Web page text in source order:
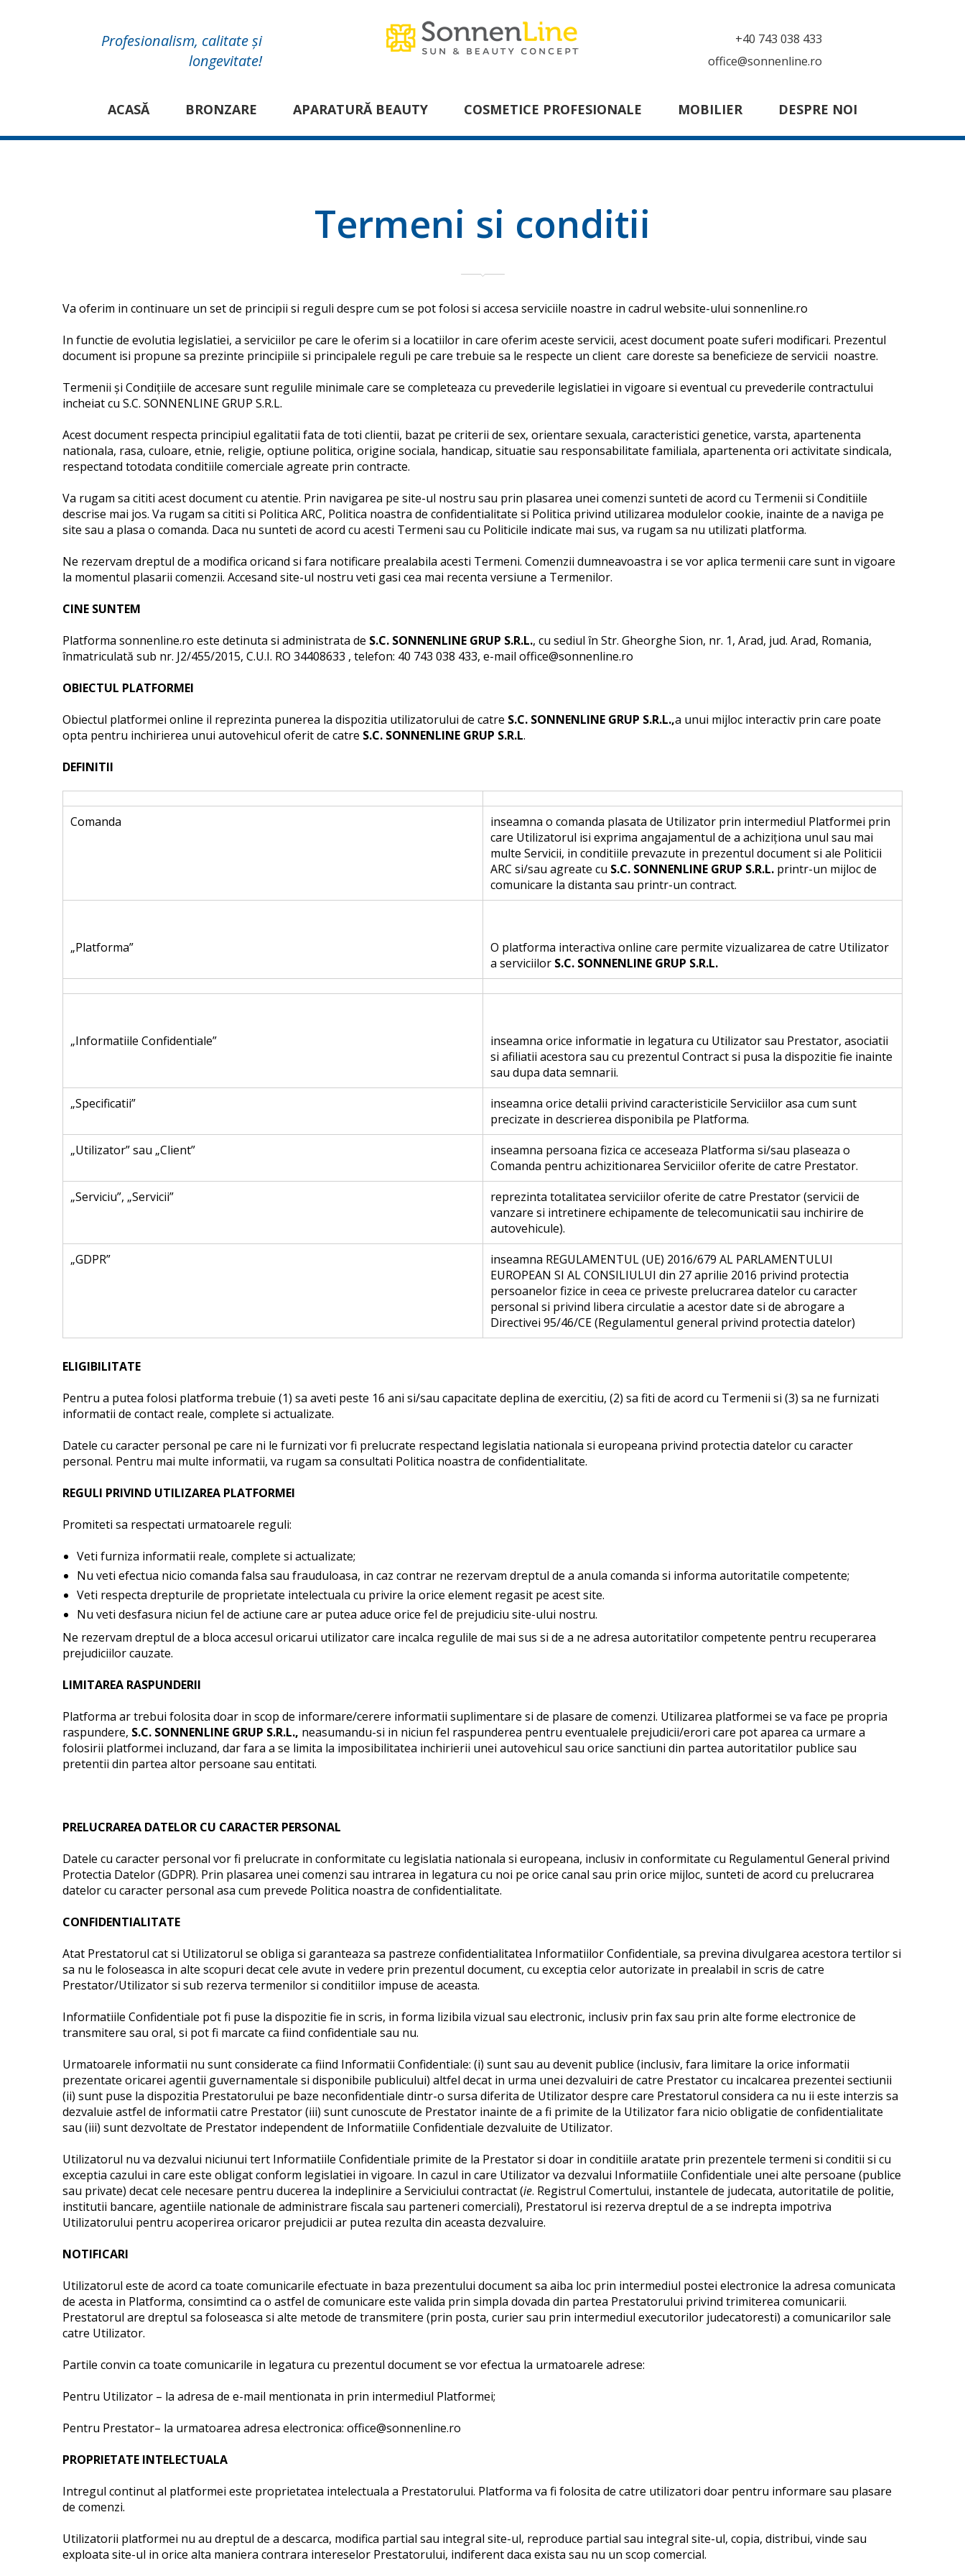
Profesionalism, calitate și
longevitate!
+40 743 038 433
office@sonnenline.ro
ACASĂ BRONZARE APARATURĂ BEAUTY COSMETICE PROFESIONALE MOBILIER DESPRE NOI
Termeni si conditii
Va oferim in continuare un set de principii si reguli despre cum se pot folosi si accesa serviciile noastre in cadrul website-ului sonnenline.ro
In functie de evolutia legislatiei, a serviciilor pe care le oferim si a locatiilor in care oferim aceste servicii, acest document poate suferi modificari. Prezentul
document isi propune sa prezinte principiile si principalele reguli pe care trebuie sa le respecte un client care doreste sa beneficieze de servicii noastre.
Termenii şi Condiţiile de accesare sunt regulile minimale care se completeaza cu prevederile legislatiei in vigoare si eventual cu prevederile contractului
incheiat cu S.C. SONNENLINE GRUP S.R.L.
Acest document respecta principiul egalitatii fata de toti clientii, bazat pe criterii de sex, orientare sexuala, caracteristici genetice, varsta, apartenenta
nationala, rasa, culoare, etnie, religie, optiune politica, origine sociala, handicap, situatie sau responsabilitate familiala, apartenenta ori activitate sindicala,
respectand totodata conditiile comerciale agreate prin contracte.
Va rugam sa cititi acest document cu atentie. Prin navigarea pe site-ul nostru sau prin plasarea unei comenzi sunteti de acord cu Termenii si Conditiile
descrise mai jos. Va rugam sa cititi si Politica ARC, Politica noastra de confidentialitate si Politica privind utilizarea modulelor cookie, inainte de a naviga pe
site sau a plasa o comanda. Daca nu sunteti de acord cu acesti Termeni sau cu Politicile indicate mai sus, va rugam sa nu utilizati platforma.
Ne rezervam dreptul de a modifica oricand si fara notificare prealabila acesti Termeni. Comenzii dumneavoastra i se vor aplica termenii care sunt in vigoare
la momentul plasarii comenzii. Accesand site-ul nostru veti gasi cea mai recenta versiune a Termenilor.
CINE SUNTEM
Platforma sonnenline.ro este detinuta si administrata de S.C. SONNENLINE GRUP S.R.L., cu sediul în Str. Gheorghe Sion, nr. 1, Arad, jud. Arad, Romania,
înmatriculată sub nr. J2/455/2015, C.U.I. RO 34408633 , telefon: 40 743 038 433, e-mail office@sonnenline.ro
OBIECTUL PLATFORMEI
Obiectul platformei online il reprezinta punerea la dispozitia utilizatorului de catre S.C. SONNENLINE GRUP S.R.L.,a unui mijloc interactiv prin care poate
opta pentru inchirierea unui autovehicul oferit de catre S.C. SONNENLINE GRUP S.R.L.
DEFINITII
Comanda
inseamna o comanda plasata de Utilizator prin intermediul Platformei prin
care Utilizatorul isi exprima angajamentul de a achiziţiona unul sau mai
multe Servicii, in conditiile prevazute in prezentul document si ale Politicii
ARC si/sau agreate cu S.C. SONNENLINE GRUP S.R.L. printr-un mijloc de
comunicare la distanta sau printr-un contract.
„Platforma”
O platforma interactiva online care permite vizualizarea de catre Utilizator
a serviciilor S.C. SONNENLINE GRUP S.R.L.
„Informatiile Confidentiale”
inseamna orice informatie in legatura cu Utilizator sau Prestator, asociatii
si afiliatii acestora sau cu prezentul Contract si pusa la dispozitie fie inainte
sau dupa data semnarii.
„Specificatii”
inseamna orice detalii privind caracteristicile Serviciilor asa cum sunt
precizate in descrierea disponibila pe Platforma.
„Utilizator” sau „Client”
inseamna persoana fizica ce acceseaza Platforma si/sau plaseaza o
Comanda pentru achizitionarea Serviciilor oferite de catre Prestator.
„Serviciu”, „Servicii”
reprezinta totalitatea serviciilor oferite de catre Prestator (servicii de
vanzare si intretinere echipamente de telecomunicatii sau inchirire de
autovehicule).
„GDPR”
inseamna REGULAMENTUL (UE) 2016/679 AL PARLAMENTULUI
EUROPEAN SI AL CONSILIULUI din 27 aprilie 2016 privind protectia
persoanelor fizice in ceea ce priveste prelucrarea datelor cu caracter
personal si privind libera circulatie a acestor date si de abrogare a
Directivei 95/46/CE (Regulamentul general privind protectia datelor)
ELIGIBILITATE
Pentru a putea folosi platforma trebuie (1) sa aveti peste 16 ani si/sau capacitate deplina de exercitiu, (2) sa fiti de acord cu Termenii si (3) sa ne furnizati
informatii de contact reale, complete si actualizate.
Datele cu caracter personal pe care ni le furnizati vor fi prelucrate respectand legislatia nationala si europeana privind protectia datelor cu caracter
personal. Pentru mai multe informatii, va rugam sa consultati Politica noastra de confidentialitate.
REGULI PRIVIND UTILIZAREA PLATFORMEI
Promiteti sa respectati urmatoarele reguli:
Veti furniza informatii reale, complete si actualizate;
Nu veti efectua nicio comanda falsa sau frauduloasa, in caz contrar ne rezervam dreptul de a anula comanda si informa autoritatile competente;
Veti respecta drepturile de proprietate intelectuala cu privire la orice element regasit pe acest site.
Nu veti desfasura niciun fel de actiune care ar putea aduce orice fel de prejudiciu site-ului nostru.
Ne rezervam dreptul de a bloca accesul oricarui utilizator care incalca regulile de mai sus si de a ne adresa autoritatilor competente pentru recuperarea
prejudiciilor cauzate.
LIMITAREA RASPUNDERII
Platforma ar trebui folosita doar in scop de informare/cerere informatii suplimentare si de plasare de comenzi. Utilizarea platformei se va face pe propria
raspundere, S.C. SONNENLINE GRUP S.R.L., neasumandu-si in niciun fel raspunderea pentru eventualele prejudicii/erori care pot aparea ca urmare a
folosirii platformei incluzand, dar fara a se limita la imposibilitatea inchirierii unei autovehicul sau orice sanctiuni din partea autoritatilor publice sau
pretentii din partea altor persoane sau entitati.
PRELUCRAREA DATELOR CU CARACTER PERSONAL
Datele cu caracter personal vor fi prelucrate in conformitate cu legislatia nationala si europeana, inclusiv in conformitate cu Regulamentul General privind
Protectia Datelor (GDPR). Prin plasarea unei comenzi sau intrarea in legatura cu noi pe orice canal sau prin orice mijloc, sunteti de acord cu prelucrarea
datelor cu caracter personal asa cum prevede Politica noastra de confidentialitate.
CONFIDENTIALITATE
Atat Prestatorul cat si Utilizatorul se obliga si garanteaza sa pastreze confidentialitatea Informatiilor Confidentiale, sa previna divulgarea acestora tertilor si
sa nu le foloseasca in alte scopuri decat cele avute in vedere prin prezentul document, cu exceptia celor autorizate in prealabil in scris de catre
Prestator/Utilizator si sub rezerva termenilor si conditiilor impuse de aceasta.
Informatiile Confidentiale pot fi puse la dispozitie fie in scris, in forma lizibila vizual sau electronic, inclusiv prin fax sau prin alte forme electronice de
transmitere sau oral, si pot fi marcate ca fiind confidentiale sau nu.
Urmatoarele informatii nu sunt considerate ca fiind Informatii Confidentiale: (i) sunt sau au devenit publice (inclusiv, fara limitare la orice informatii
prezentate oricarei agentii guvernamentale si disponibile publicului) altfel decat in urma unei dezvaluiri de catre Prestator cu incalcarea prezentei sectiunii
(ii) sunt puse la dispozitia Prestatorului pe baze neconfidentiale dintr-o sursa diferita de Utilizator despre care Prestatorul considera ca nu ii este interzis sa
dezvaluie astfel de informatii catre Prestator (iii) sunt cunoscute de Prestator inainte de a fi primite de la Utilizator fara nicio obligatie de confidentialitate
sau (iii) sunt dezvoltate de Prestator independent de Informatiile Confidentiale dezvaluite de Utilizator.
Utilizatorul nu va dezvalui niciunui tert Informatiile Confidentiale primite de la Prestator si doar in conditiile aratate prin prezentele termeni si conditii si cu
exceptia cazului in care este obligat conform legislatiei in vigoare. In cazul in care Utilizator va dezvalui Informatiile Confidentiale unei alte persoane (publice
sau private) decat cele necesare pentru ducerea la indeplinire a Serviciului contractat (ie. Registrul Comertului, instantele de judecata, autoritatile de politie,
institutii bancare, agentiile nationale de administrare fiscala sau parteneri comerciali), Prestatorul isi rezerva dreptul de a se indrepta impotriva
Utilizatorului pentru acoperirea oricaror prejudicii ar putea rezulta din aceasta dezvaluire.
NOTIFICARI
Utilizatorul este de acord ca toate comunicarile efectuate in baza prezentului document sa aiba loc prin intermediul postei electronice la adresa comunicata
de acesta in Platforma, consimtind ca o astfel de comunicare este valida prin simpla dovada din partea Prestatorului privind trimiterea comunicarii.
Prestatorul are dreptul sa foloseasca si alte metode de transmitere (prin posta, curier sau prin intermediul executorilor judecatoresti) a comunicarilor sale
catre Utilizator.
Partile convin ca toate comunicarile in legatura cu prezentul document se vor efectua la urmatoarele adrese:
Pentru Utilizator – la adresa de e-mail mentionata in prin intermediul Platformei;
Pentru Prestator– la urmatoarea adresa electronica: office@sonnenline.ro
PROPRIETATE INTELECTUALA
Intregul continut al platformei este proprietatea intelectuala a Prestatorului. Platforma va fi folosita de catre utilizatori doar pentru informare sau plasare
de comenzi.
Utilizatorii platformei nu au dreptul de a descarca, modifica partial sau integral site-ul, reproduce partial sau integral site-ul, copia, distribui, vinde sau
exploata site-ul in orice alta maniera contrara intereselor Prestatorului, indiferent daca exista sau nu un scop comercial.